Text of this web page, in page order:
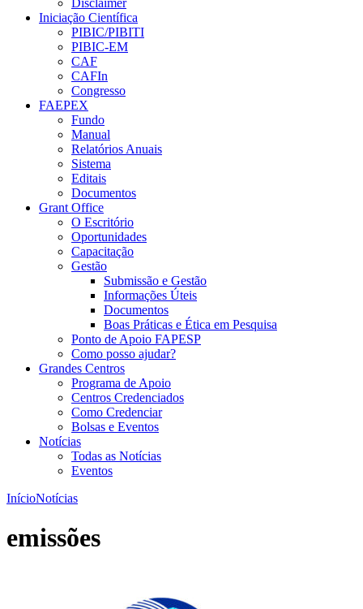
Iniciação Científica
PIBIC/PIBITI
PIBIC-EM
CAF
CAFIn
Congresso
FAEPEX
Fundo
Manual
Relatórios Anuais
Sistema
Editais
Documentos
Grant Office
O Escritório
Oportunidades
Capacitação
Gestão
Submissão e Gestão
Informações Úteis
Documentos
Boas Práticas e Ética em Pesquisa
Ponto de Apoio FAPESP
Como posso ajudar?
Grandes Centros
Programa de Apoio
Centros Credenciados
Como Credenciar
Bolsas e Eventos
Notícias
Todas as Notícias
Eventos
InícioNotícias
emissões